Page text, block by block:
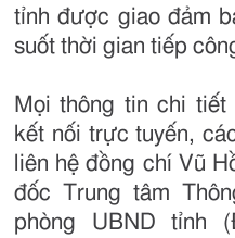
tỉnh được giao đảm
suốt thời gian tiếp
Mọi thông tin chi
kết nối trực tuyến,
liên hệ đồng chí Vũ
đốc Trung tâm
phòng UBND tỉnh